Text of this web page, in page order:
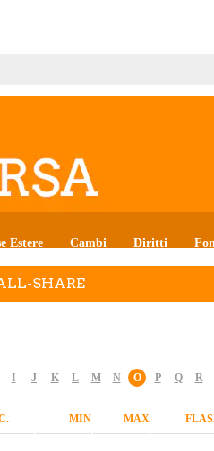
Estere Cambi Diritti
SHARE
I J K L M N O P Q R
MIN MAX